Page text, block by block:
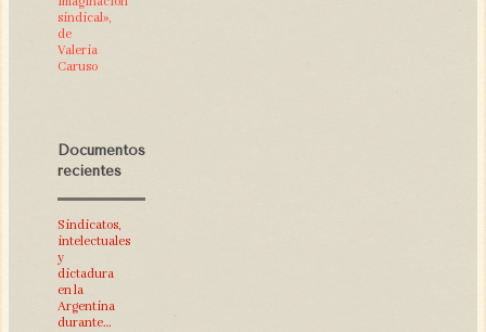
sindical»,
de
Valeria
Caruso
Documentos
recientes
Sindicatos,
intelectuales
y
dictadura
en la
Argentina
durante…